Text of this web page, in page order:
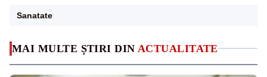
MAI MULTE ȘTIRI DIN ACTUALITATE
Sanatate